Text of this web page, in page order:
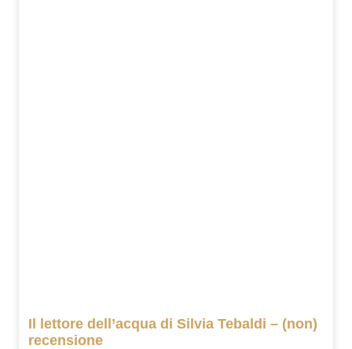
Il lettore dell’acqua di Silvia Tebaldi – (non)
recensione